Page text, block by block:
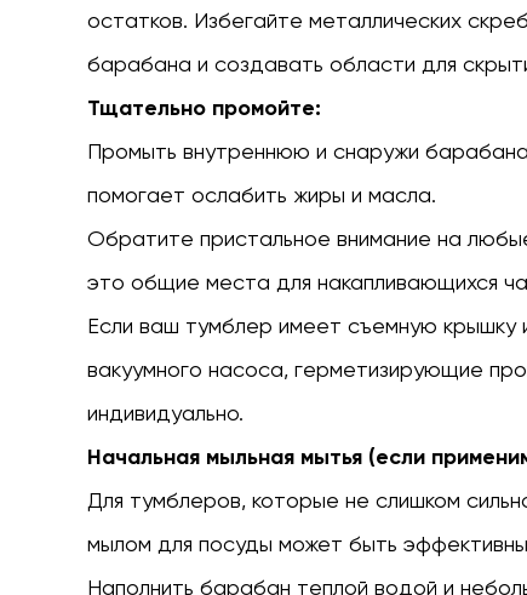
Разборка
2.2
компоненты
2.3
Санитазация
3
хранение
4
Решение
конкретных
вопросов
5
остатков. Избегайте металлических
барабана и создавать области для
Тщательно промойте:
Промыть внутреннюю и снаружи
помогает ослабить жиры и масла.
Обратите пристальное внимание на
это общие места для накапливающихся
Если ваш тумблер имеет съемную крышку
вакуумного насоса, герметизирующие
индивидуально.
Начальная мыльная мытья (если
Для тумблеров, которые не слишком
мылом для посуды может быть
Наполнить барабан теплой водой и